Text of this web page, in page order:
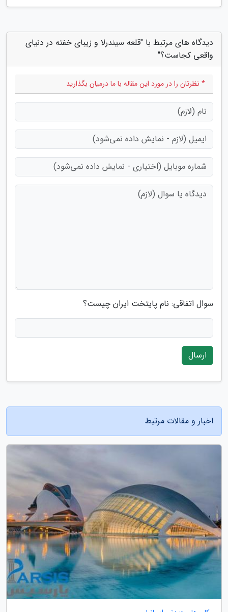
دیدگاه های مرتبط با "قلعه سیندرلا و زیبای خفته در دنیای
واقعی کجاست؟"
* نظرتان را در مورد این مقاله با ما درمیان بگذارید
سوال اتفاقی: نام پایتخت ایران چیست؟
ارسال
اخبار و مقالات مرتبط